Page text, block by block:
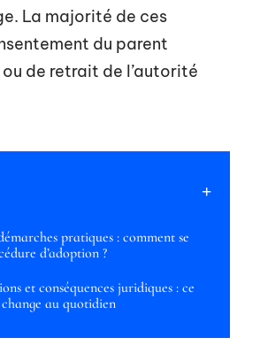
La majorité de ces
du parent
de retrait de l’autorité
pratiques : comment se
d’adoption ?
et conséquences juridiques : ce
au quotidien